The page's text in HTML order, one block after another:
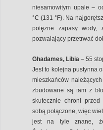
niesamowitym upale –
°C (131 °F). Na
potężne zapasy wody,
pozwalający przetrwać
Ghadames, Libia – 55
Jest to kolejna pustynna
mieszkańców
zbudowane są tam z
skutecznie chroni
sobą połączone, więc
jest na tyle znane,